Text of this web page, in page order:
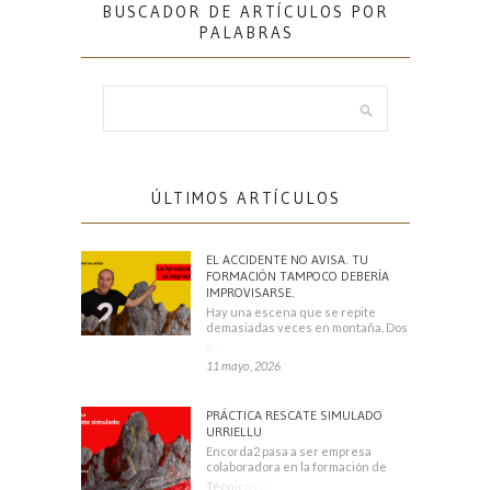
BUSCADOR DE ARTÍCULOS POR
PALABRAS
ÚLTIMOS ARTÍCULOS
EL ACCIDENTE NO AVISA. TU
FORMACIÓN TAMPOCO DEBERÍA
IMPROVISARSE.
Hay una escena que se repite
demasiadas veces en montaña. Dos
11 mayo, 2026
PRÁCTICA RESCATE SIMULADO
URRIELLU
Encorda2 pasa a ser empresa
colaboradora en la formación de
Técnicos Deportivos